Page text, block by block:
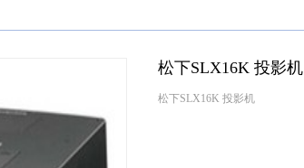
松下SLX16K 投影机
松下SLX16K 投影机